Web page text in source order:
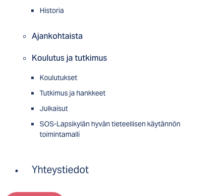
Historia
Ajankohtaista
Koulutus ja tutkimus
Koulutukset
Tutkimus ja hankkeet
Julkaisut
SOS-Lapsikylän hyvän tieteellisen käytännön
toimintamalli
Yhteystiedot